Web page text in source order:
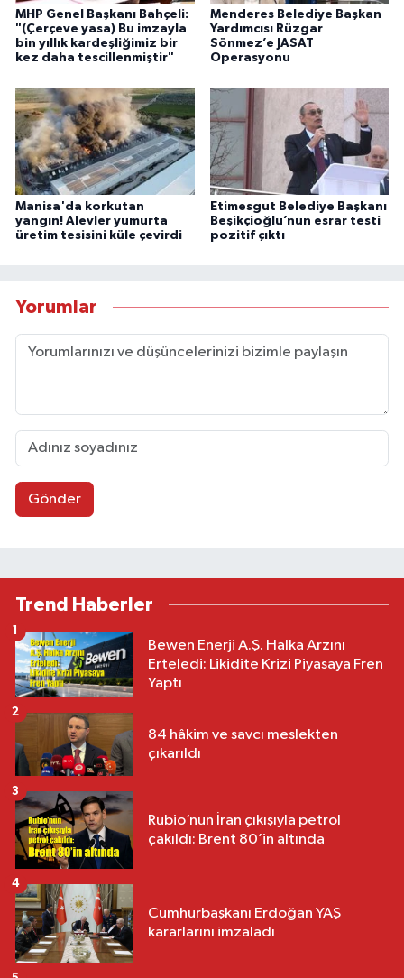
MHP Genel Başkanı Bahçeli:
"(Çerçeve yasa) Bu imzayla
bin yıllık kardeşliğimiz bir
kez daha tescillenmiştir"
Menderes Belediye Başkan
Yardımcısı Rüzgar
Sönmez’e JASAT
Operasyonu
Manisa'da korkutan
yangın! Alevler yumurta
üretim tesisini küle çevirdi
Etimesgut Belediye Başkanı
Beşikçioğlu’nun esrar testi
pozitif çıktı
Yorumlar
Gönder
Trend Haberler
Bewen Enerji A.Ş. Halka Arzını
Erteledi: Likidite Krizi Piyasaya Fren
Yaptı
84 hâkim ve savcı meslekten
çıkarıldı
2
Rubio’nun İran çıkışıyla petrol
çakıldı: Brent 80’in altında
3
Cumhurbaşkanı Erdoğan YAŞ
kararlarını imzaladı
4